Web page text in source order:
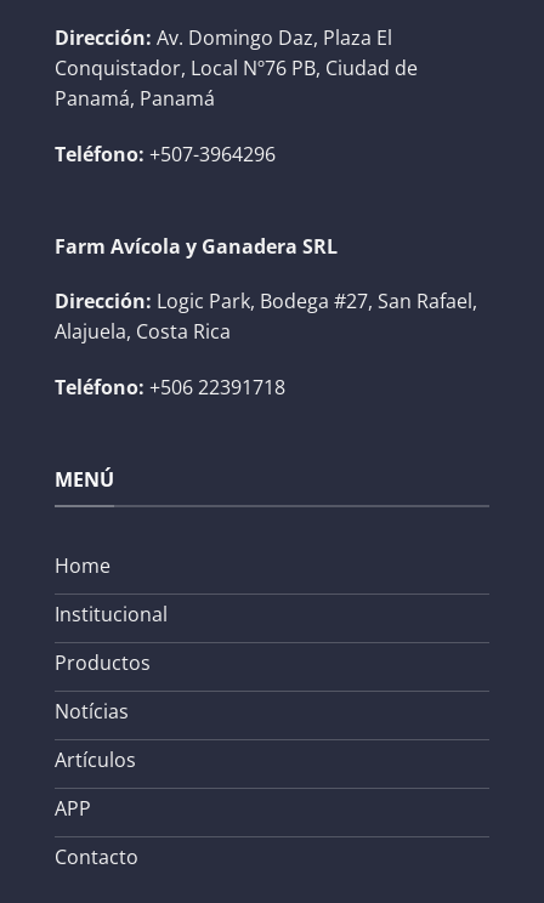
Dirección: Av. Domingo Daz, Plaza El
Conquistador, Local Nº76 PB, Ciudad de
Panamá, Panamá
Teléfono: +507-3964296
Farm Avícola y Ganadera SRL
Dirección: Logic Park, Bodega #27, San Rafael,
Alajuela, Costa Rica
Teléfono: +506 22391718
MENÚ
Home
Institucional
Productos
Notícias
Artículos
APP
Contacto